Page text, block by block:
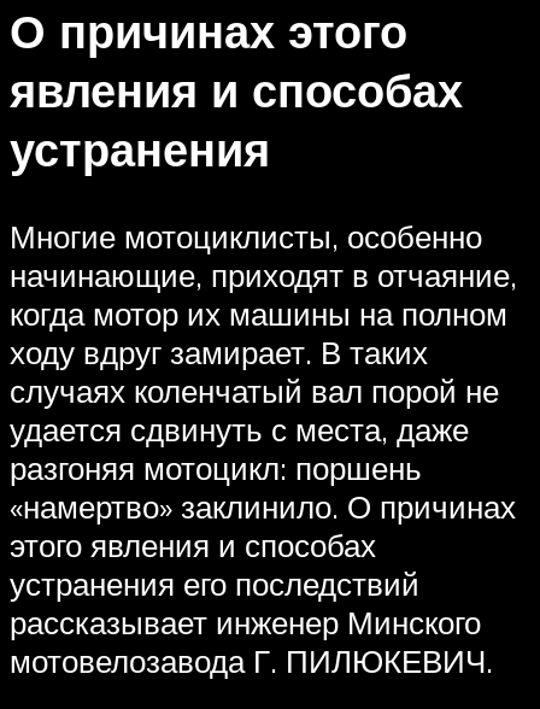
О причинах этого
явления и способах
устранения
Многие мотоциклисты, особенно
начинающие, приходят в отчаяние,
когда мотор их машины на полном
ходу вдруг замирает. В таких
случаях коленчатый вал порой не
удается сдвинуть с места, даже
разгоняя мотоцикл: поршень
«намертво» заклинило. О причинах
этого явления и способах
устранения его последствий
рассказывает инженер Минского
мотовелозавода Г. ПИЛЮКЕВИЧ.